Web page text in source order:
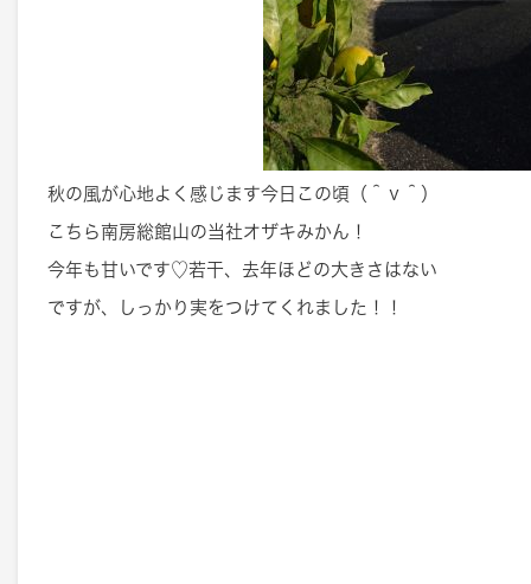
秋の風が心地よく感じます今日この頃（＾ｖ＾）
こちら南房総館山の当社オザキみかん！
今年も甘いです♡若干、去年ほどの大きさはない
ですが、しっかり実をつけてくれました！！